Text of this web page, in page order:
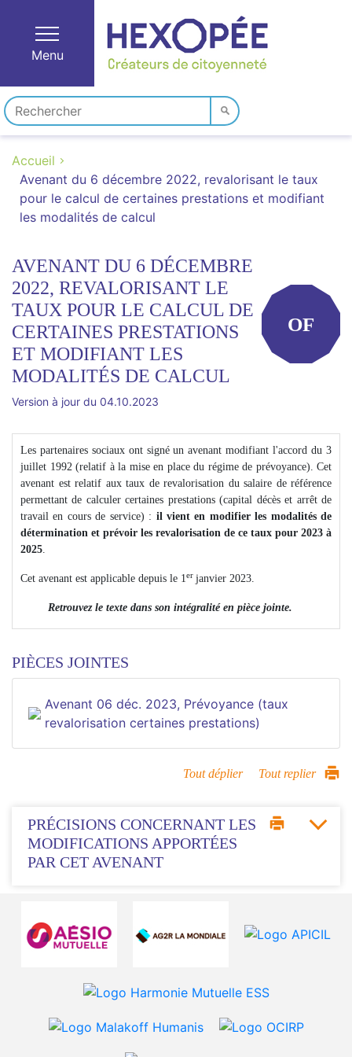
Menu
Accueil
Avenant du 6 décembre 2022, revalorisant le taux
pour le calcul de certaines prestations et modifiant
les modalités de calcul
AVENANT DU 6 DÉCEMBRE
2022, REVALORISANT LE
TAUX POUR LE CALCUL DE
CERTAINES PRESTATIONS
ET MODIFIANT LES
MODALITÉS DE CALCUL
OF
Version à jour du 04.10.2023
Les partenaires sociaux ont signé un avenant modifiant l'accord du 3
juillet 1992 (relatif à la mise en place du régime de prévoyance). Cet
avenant est relatif aux taux de revalorisation du salaire de référence
permettant de calculer certaines prestations (capital décès et arrêt de
travail en cours de service) : il vient en modifier les modalités de
détermination et prévoir les revalorisation de ce taux pour 2023 à
2025.
Cet avenant est applicable depuis le 1er janvier 2023.
Retrouvez le texte dans son intégralité en pièce jointe.
PIÈCES JOINTES
Avenant 06 déc. 2023, Prévoyance (taux
revalorisation certaines prestations)
Tout déplier Tout replier
PRÉCISIONS CONCERNANT LES
MODIFICATIONS APPORTÉES
PAR CET AVENANT